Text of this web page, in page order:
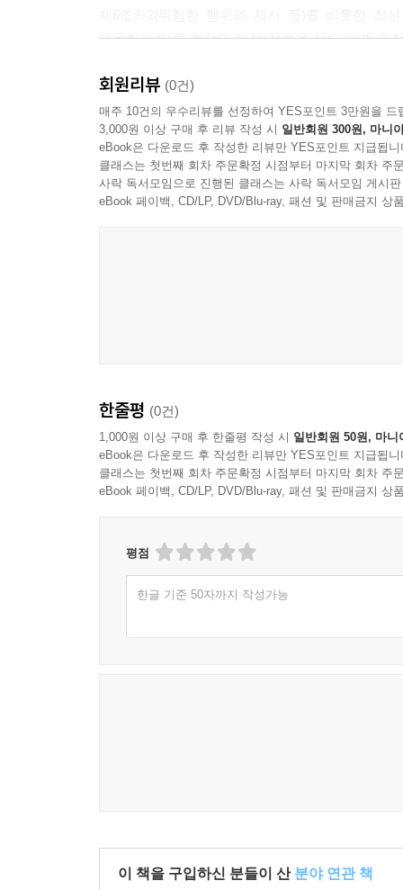
명문화에 따른 현장의 법적 쟁점을 심도 있게 고
가이드가 될 것입니다.
둘째, 글로벌 치안 패러다임의 변화를 통해 한국
보유한 복합적 권한 체계는 물론, 프랑스, 미국
담아냈습니다. 이처럼 폭넓은 비교제도론적 고
통찰력을 배양하는 실천적 지표가 되어줄 것입니다.
정체성을 일깨움은 물론, 경찰 조직과 기능의 본
모쪼록 지난 13차례의 개정을 거치며 학문적 깊
진심으로 기원합니다. 나아가 본서가 경찰학을
마지막으로, 독자 여러분과 애써주신 박영사 편
파란 장미(Blue Rose) 한 바구니를 마음으로 선사
회원리뷰 (0건)
매주 10건의 우수리뷰를 선정하여 YES포인트 3만원을 드
3,000원 이상 구매 후 리뷰 작성 시 일반회원 300원, 마니
eBook은 다운로드 후 작성한 리뷰만 YES포인트 지급됩니
클래스는 첫번째 회차 주문확정 시점부터 마지막 회차 주
사락 독서모임으로 진행된 클래스는 사락 독서모임 게시
eBook 페이백, CD/LP, DVD/Blu-ray, 패션 및 판매금지 상
한줄평 (0건)
1,000원 이상 구매 후 한줄평 작성 시 일반회원 50원, 마니
eBook은 다운로드 후 작성한 리뷰만 YES포인트 지급됩니
클래스는 첫번째 회차 주문확정 시점부터 마지막 회차 주
eBook 페이백, CD/LP, DVD/Blu-ray, 패션 및 판매금지 상
평점
한글 기준 50자까지 작성가능
이 책을 구입하신 분들이 산 분야 연관 책